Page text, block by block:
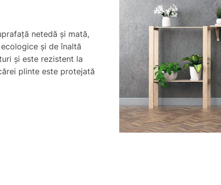
netedă și mată,
și de înaltă
și este rezistent la
plinte este protejată